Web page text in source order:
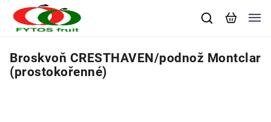
Broskvoň CRESTHAVEN/podnož Montclar
(prostokořenné)